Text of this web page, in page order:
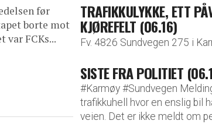
før
borte mot
var FCKs...
TRAFIKKULYKKE, ETT
KJØREFELT (06.16)
Fv. 4826 Sundvegen 275 i
SISTE FRA POLITIET
#Karmøy #Sundvegen
trafikkuhell hvor en enslig bil
veien. Det er ikke meldt om